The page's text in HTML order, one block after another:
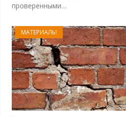
проверенными…
МАТЕРИАЛЫ